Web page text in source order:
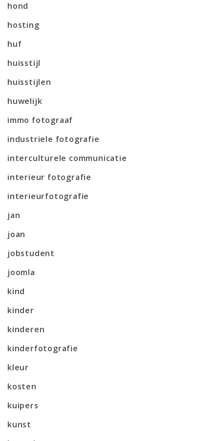
hond
hosting
huf
huisstijl
huisstijlen
huwelijk
immo fotograaf
industriele fotografie
interculturele communicatie
interieur fotografie
interieurfotografie
jan
joan
jobstudent
joomla
kind
kinder
kinderen
kinderfotografie
kleur
kosten
kuipers
kunst